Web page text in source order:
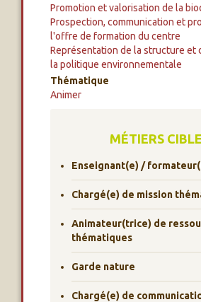
Promotion et valorisation de la
Prospection, communication et
l'offre de formation du centre
Représentation de la structure et
la politique environnementale
Thématique
Animer
MÉTIERS
Enseignant(e) /
Chargé(e) de mission
Animateur(trice) de
thématiques
Garde nature
Chargé(e) de